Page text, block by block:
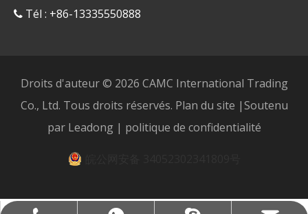
 Tél : +86-13335550888
Droits d'auteur © 2026 CAMC International Trading
Co., Ltd. Tous droits réservés. Plan du site |Soutenu
par Leadong| politique de confidentialité